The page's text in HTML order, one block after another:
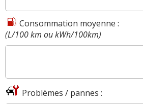
Consommation moyenne :
(L/100 km ou kWh/100km)
Problèmes / pannes :